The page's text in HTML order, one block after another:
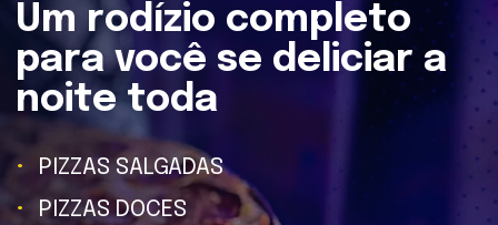
Um rodízio completo
para você se deliciar a
noite toda
PIZZAS SALGADAS
PIZZAS DOCES